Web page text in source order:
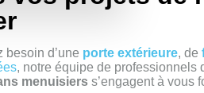
d’une porte extérieure, de
, notre équipe de professionnels
menuisiers s’engagent à vous